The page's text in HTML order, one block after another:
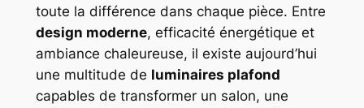
toute la différence dans chaque pièce. Entre
design moderne, efficacité énergétique et
ambiance chaleureuse, il existe aujourd’hui
une multitude de luminaires plafond
capables de transformer un salon, une